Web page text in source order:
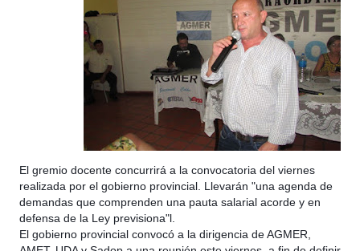
El gremio docente concurrirá a la convocatoria del viernes
realizada por el gobierno provincial. Llevarán "una agenda de
demandas que comprenden una pauta salarial acorde y en
defensa de la Ley previsiona"l.
El gobierno provincial convocó a la dirigencia de AGMER,